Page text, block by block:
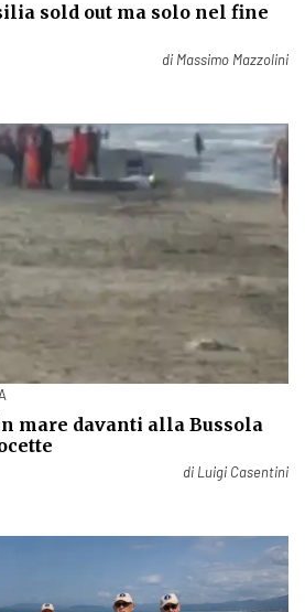
sold out ma solo nel fine
di Massimo Mazzolini
mare davanti alla Bussola
di Luigi Casentini